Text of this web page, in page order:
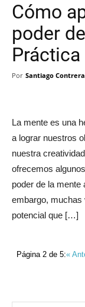
Cómo
poder
Práctica
Por Santiago
La mente es una
a lograr nuestros
nuestra
ofrecemos
poder de la
embargo,
potencial que […]
Página 2 de 5:«